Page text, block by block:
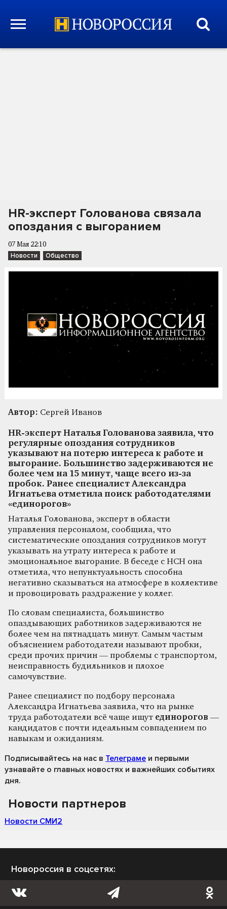
HR-эксперт Голованова связала
опоздания с выгоранием
07 Мая 22:10
Новости Общество
Автор: Сергей Иванов
HR-эксперт Наталья Голованова заявила, что
регулярные опоздания сотрудников
указывают на потерю интереса к работе и
выгорание. Большинство задерживаются не
более чем на 15 минут, чаще всего из-за
пробок. Ранее специалист Александра
Игнатьева отметила поиск работодателями
«единорогов»
Наталья Голованова, эксперт в области
управления персоналом, сообщила, что
систематические опоздания сотрудников могут
указывать на утрату интереса к работе и
эмоциональное выгорание. В беседе с НСН она
отметила, что непунктуальность способна
негативно сказываться на атмосфере в коллективе
и провоцировать раздражение у коллег.
По словам специалиста, большинство
опаздывающих работников задерживаются не
более чем на пятнадцать минут. Самым частым
объяснением работодатели называют пробки,
среди прочих причин — проблемы с транспортом,
неисправность будильников и плохое
самочувствие.
Ранее специалист по подбору персонала
Александра Игнатьева заявила, что на рынке
труда работодатели всё чаще ищут единорогов —
кандидатов с почти идеальным совпадением по
навыкам и ожиданиям.
Подписывайтесь на нас в Телеграме и первыми
узнавайте о главных новостях и важнейших событиях
дня.
Новости партнеров
Новости СМИ2
Новороссия в соцсетях: